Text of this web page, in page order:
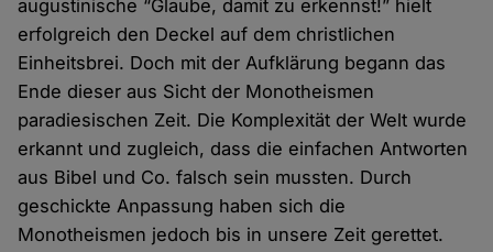
augustinische “Glaube, damit zu erkennst!” hielt
erfolgreich den Deckel auf dem christlichen
Einheitsbrei. Doch mit der Aufklärung begann das
Ende dieser aus Sicht der Monotheismen
paradiesischen Zeit. Die Komplexität der Welt wurde
erkannt und zugleich, dass die einfachen Antworten
aus Bibel und Co. falsch sein mussten. Durch
geschickte Anpassung haben sich die
Monotheismen jedoch bis in unsere Zeit gerettet.